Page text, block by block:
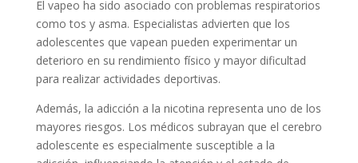
El vapeo ha sido asociado con problemas respiratorios
como tos y asma. Especialistas advierten que los
adolescentes que vapean pueden experimentar un
deterioro en su rendimiento físico y mayor dificultad
para realizar actividades deportivas.
Además, la adicción a la nicotina representa uno de los
mayores riesgos. Los médicos subrayan que el cerebro
adolescente es especialmente susceptible a la